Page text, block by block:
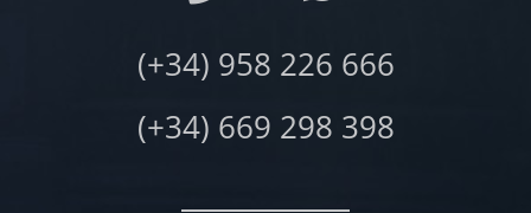
(+34) 958 226 666
(+34) 669 298 398